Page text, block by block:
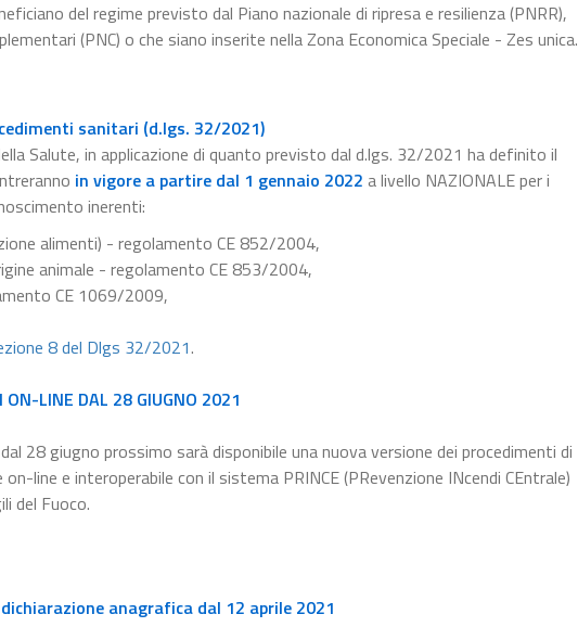
del regime previsto dal Piano nazionale di ripresa e resilienza (PNRR),
(PNC) o che siano inserite nella Zona Economica Speciale - Zes unica.
sanitari (d.lgs. 32/2021)
Salute, in applicazione di quanto previsto dal d.lgs. 32/2021 ha definito il
in vigore a partire dal 1 gennaio 2022 a livello NAZIONALE per i
inerenti:
alimenti) - regolamento CE 852/2004,
animale - regolamento CE 853/2004,
CE 1069/2009,
8 del Dlgs 32/2021.
ON-LINE DAL 28 GIUGNO 2021
28 giugno prossimo sarà disponibile una nuova versione dei procedimenti di
line e interoperabile con il sistema PRINCE (PRevenzione INcendi CEntrale)
del Fuoco.
anagrafica dal 12 aprile 2021